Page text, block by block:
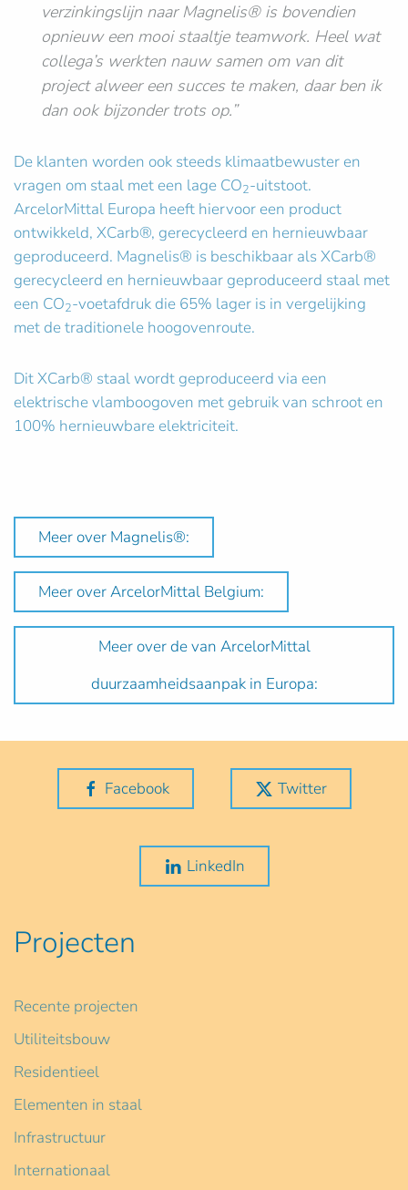
verzinkingslijn naar Magnelis® is bovendien
opnieuw een mooi staaltje teamwork. Heel wat
collega’s werkten nauw samen om van dit
project alweer een succes te maken, daar ben ik
dan ook bijzonder trots op.”
De klanten worden ook steeds klimaatbewuster en
vragen om staal met een lage CO2-uitstoot.
ArcelorMittal Europa heeft hiervoor een product
ontwikkeld, XCarb®, gerecycleerd en hernieuwbaar
geproduceerd. Magnelis® is beschikbaar als XCarb®
gerecycleerd en hernieuwbaar geproduceerd staal met
een CO2-voetafdruk die 65% lager is in vergelijking
met de traditionele hoogovenroute.
Dit XCarb® staal wordt geproduceerd via een
elektrische vlamboogoven met gebruik van schroot en
100% hernieuwbare elektriciteit.
Meer over Magnelis®:
Meer over ArcelorMittal Belgium:
Meer over de van ArcelorMittal
duurzaamheidsaanpak in Europa:
Facebook Twitter
LinkedIn
Projecten
Recente projecten
Utiliteitsbouw
Residentieel
Elementen in staal
Infrastructuur
Internationaal